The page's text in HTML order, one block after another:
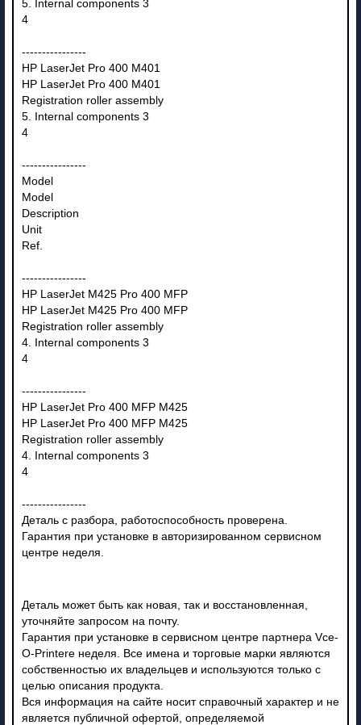
5. Internal components 3
4
----------------
HP LaserJet Pro 400 M401
HP LaserJet Pro 400 M401
Registration roller assembly
5. Internal components 3
4
----------------
Model
Model
Description
Unit
Ref.
----------------
HP LaserJet M425 Pro 400 MFP
HP LaserJet M425 Pro 400 MFP
Registration roller assembly
4. Internal components 3
4
----------------
HP LaserJet Pro 400 MFP M425
HP LaserJet Pro 400 MFP M425
Registration roller assembly
4. Internal components 3
4
----------------
Деталь с разбора, работоспособность проверена.
Гарантия при установке в авторизированном сервисном
центре неделя.
Деталь может быть как новая, так и восстановленная,
уточняйте запросом на почту.
Гарантия при установке в сервисном центре партнера Vce-
O-Printere неделя. Все имена и торговые марки являются
собственностью их владельцев и используются только с
целью описания продукта.
Вся информация на сайте носит справочный характер и не
является публичной офертой, определяемой